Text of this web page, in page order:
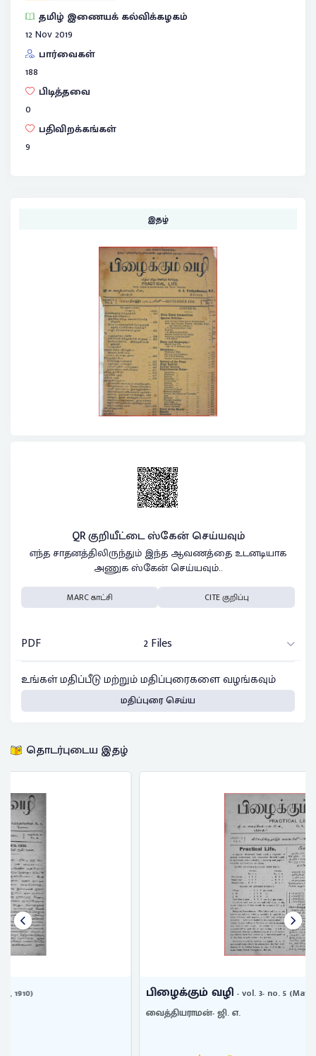
தமிழ் இணையக் கல்விக்கழகம்
12 Nov 2019
பார்வைகள்
188
பிடித்தவை
0
பதிவிறக்கங்கள்
9
இதழ்
QR குறியீட்டை ஸ்கேன் செய்யவும்
எந்த சாதனத்திலிருந்தும் இந்த ஆவணத்தை உடனடியாக
அணுக ஸ்கேன் செய்யவும்..
MARC காட்சி CITE குறிப்பு
PDF
2 Files
உங்கள் மதிப்பீடு மற்றும் மதிப்புரைகளை வழங்கவும்
மதிப்புரை செய்ய
தொடர்புடைய இதழ்
பிழைக்கும் வழி
- vol. 3- no. 5 (May- 1911)